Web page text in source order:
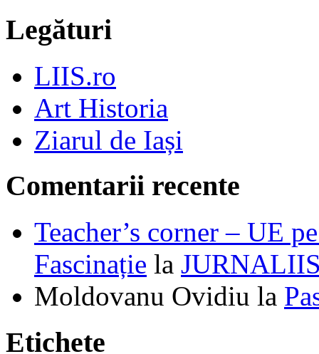
Legături
LIIS.ro
Art Historia
Ziarul de Iași
Comentarii recente
Teacher’s corner – UE
Fascinație la
Moldovanu Ovidiu la
Etichete